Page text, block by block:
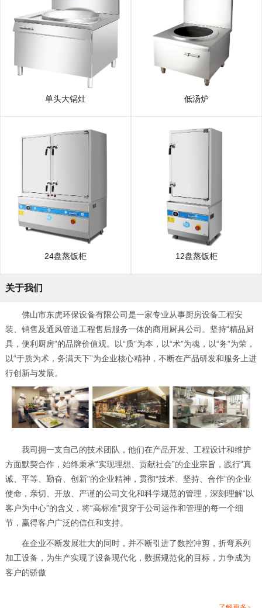
单头大锅灶 低汤炉
24盘蒸饭柜 12盘蒸饭柜
关于我们
佛山市东虎环保设备有限公司是一家专业从事厨房设备工程安
装、销售及通风管道工程售后服务一体的商用厨具公司。坚持“精品厨
具，便利厨房”的品牌价值观。以“质”为本，以“术”为魂，以“务”为荣，
以“于质为术，务满天下”为企业核心精神，不断在产品研发和服务上进
行创新与发展。
我司拥一支自己的技术团队，他们在产品开发、工程设计和维护
方面默契合作，始终秉承“实现理想、贡献社会”的企业宗旨，践行“真
诚、平等、勤奋、创新”的企业精神，贯彻“技术、坚持、合作”的企业
使命，亲切、开放、严谨的公司文化和科学规范的管理，深刻理解“以
客户为中心”的含义，将“高标准”贯穿于公司运作和管理的每一个细
节，赢得客户广泛的信任和支持。
在企业不断发展壮大的同时，并不断引进了数控冲剪，折弯系列
加工设备，为生产实现了设备现代化，数据规范化的目标，力争成为
客户的骄傲